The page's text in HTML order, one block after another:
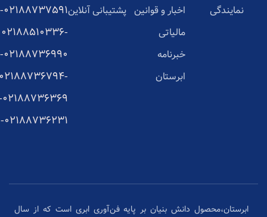
نمایندگی
اخبار و قوانین
مالیاتی
خبرنامه
ابرستان
پشتیبانی آنلاین02188737591-
02188510336-
02188736990-
02188736794-
02188736369-
02188736231-
ابرستان،محصول دانش بنیان بر پایه فن‌آوری ابری است که از سال